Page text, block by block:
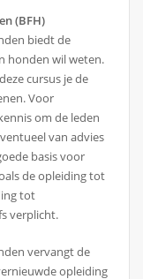
(BFH)
biedt de
honden wil weten.
cursus je de
Voor
om de leden
van advies
basis voor
de opleiding tot
tot
verplicht.
vervangt de
opleiding